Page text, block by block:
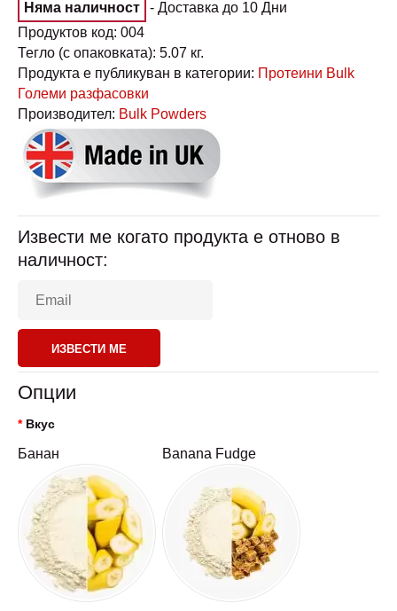
Няма наличност
- Доставка до 10 Дни
Продуктов код: 004
Тегло (с опаковката): 5.07 кг.
Продукта е публикуван в категории: Протеини Bulk
Големи разфасовки
Производител: Bulk Powders
Извести ме когато продукта е отново в
наличност:
ИЗВЕСТИ МЕ
Опции
Вкус
Банан Banana Fudge